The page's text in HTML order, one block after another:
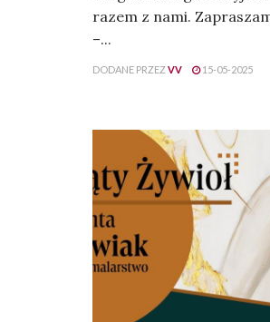
razem z nami.
–...
DODANE PRZEZVV 15-05-2025